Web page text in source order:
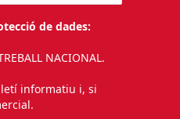
de dades:
NACIONAL.
informatiu i, si